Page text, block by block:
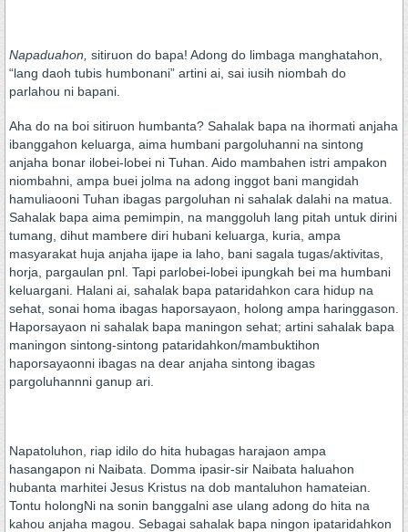
Napaduahon, sitiruon do bapa! Adong do limbaga manghatahon,
“lang daoh tubis humbonani” artini ai, sai iusih niombah do
parlahou ni bapani.
Aha do na boi sitiruon humbanta? Sahalak bapa na ihormati anjaha
ibanggahon keluarga, aima humbani pargoluhanni na sintong
anjaha bonar ilobei-lobei ni Tuhan. Aido mambahen istri ampakon
niombahni, ampa buei jolma na adong inggot bani mangidah
hamuliaooni Tuhan ibagas pargoluhan ni sahalak dalahi na matua.
Sahalak bapa aima pemimpin, na manggoluh lang pitah untuk dirini
tumang, dihut mambere diri hubani keluarga, kuria, ampa
masyarakat huja anjaha ijape ia laho, bani sagala tugas/aktivitas,
horja, pargaulan pnl. Tapi parlobei-lobei ipungkah bei ma humbani
keluargani. Halani ai, sahalak bapa pataridahkon cara hidup na
sehat, sonai homa ibagas haporsayaon, holong ampa haringgason.
Haporsayaon ni sahalak bapa maningon sehat; artini sahalak bapa
maningon sintong-sintong pataridahkon/mambuktihon
haporsayaonni ibagas na dear anjaha sintong ibagas
pargoluhannni ganup ari.
Napatoluhon, riap idilo do hita hubagas harajaon ampa
hasangapon ni Naibata. Domma ipasir-sir Naibata haluahon
hubanta marhitei Jesus Kristus na dob mantaluhon hamateian.
Tontu holongNi na sonin banggalni ase ulang adong do hita na
kahou anjaha magou. Sebagai sahalak bapa ningon ipataridahkon